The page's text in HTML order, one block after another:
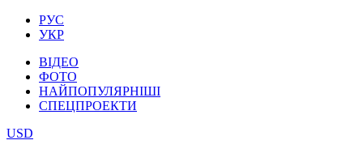
РУС
УКР
ВІДЕО
ФОТО
НАЙПОПУЛЯРНІШІ
СПЕЦПРОЕКТИ
USD